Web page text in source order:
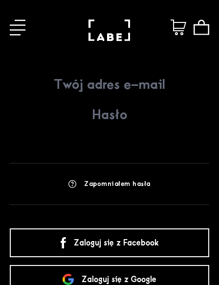
Zapomniałem hasła
Zaloguj się z Facebook
Zaloguj się z Google